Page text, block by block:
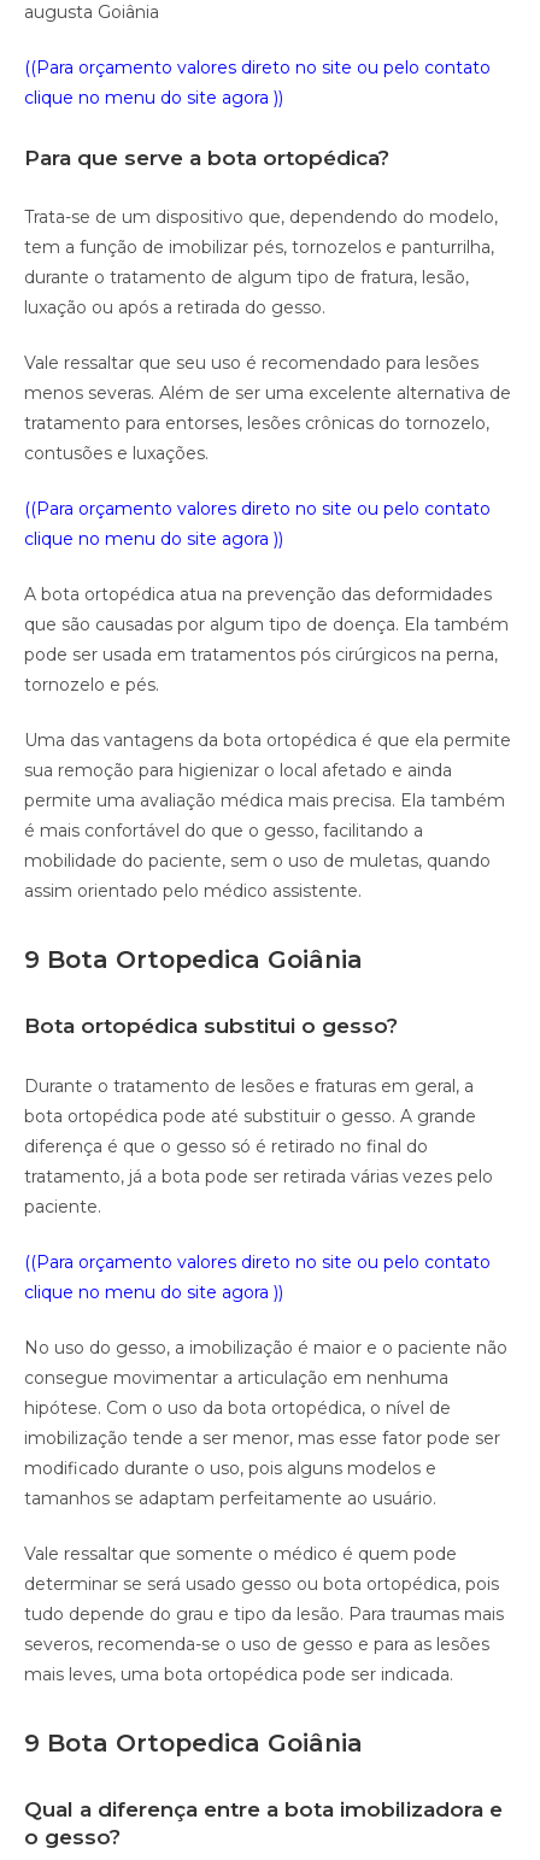
augusta Goiânia
((Para orçamento valores direto no site ou pelo contato
clique no menu do site agora ))
Para que serve a bota ortopédica?
Trata-se de um dispositivo que, dependendo do modelo,
tem a função de imobilizar pés, tornozelos e panturrilha,
durante o tratamento de algum tipo de fratura, lesão,
luxação ou após a retirada do gesso.
Vale ressaltar que seu uso é recomendado para lesões
menos severas. Além de ser uma excelente alternativa de
tratamento para entorses, lesões crônicas do tornozelo,
contusões e luxações.
((Para orçamento valores direto no site ou pelo contato
clique no menu do site agora ))
A bota ortopédica atua na prevenção das deformidades
que são causadas por algum tipo de doença. Ela também
pode ser usada em tratamentos pós cirúrgicos na perna,
tornozelo e pés.
Uma das vantagens da bota ortopédica é que ela permite
sua remoção para higienizar o local afetado e ainda
permite uma avaliação médica mais precisa. Ela também
é mais confortável do que o gesso, facilitando a
mobilidade do paciente, sem o uso de muletas, quando
assim orientado pelo médico assistente.
9 Bota Ortopedica Goiânia
Bota ortopédica substitui o gesso?
Durante o tratamento de lesões e fraturas em geral, a
bota ortopédica pode até substituir o gesso. A grande
diferença é que o gesso só é retirado no final do
tratamento, já a bota pode ser retirada várias vezes pelo
paciente.
((Para orçamento valores direto no site ou pelo contato
clique no menu do site agora ))
No uso do gesso, a imobilização é maior e o paciente não
consegue movimentar a articulação em nenhuma
hipótese. Com o uso da bota ortopédica, o nível de
imobilização tende a ser menor, mas esse fator pode ser
modificado durante o uso, pois alguns modelos e
tamanhos se adaptam perfeitamente ao usuário.
Vale ressaltar que somente o médico é quem pode
determinar se será usado gesso ou bota ortopédica, pois
tudo depende do grau e tipo da lesão. Para traumas mais
severos, recomenda-se o uso de gesso e para as lesões
mais leves, uma bota ortopédica pode ser indicada.
9 Bota Ortopedica Goiânia
Qual a diferença entre a bota imobilizadora e
o gesso?